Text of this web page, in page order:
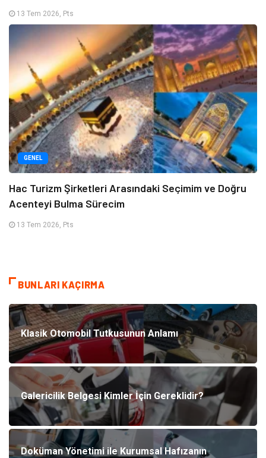
13 Tem 2026, Pts
GENEL
Hac Turizm Şirketleri Arasındaki Seçimim ve Doğru
Acenteyi Bulma Sürecim
13 Tem 2026, Pts
BUNLARI KAÇIRMA
Klasik Otomobil Tutkusunun Anlamı
Galericilik Belgesi Kimler İçin Gereklidir?
Doküman Yönetimi ile Kurumsal Hafızanın